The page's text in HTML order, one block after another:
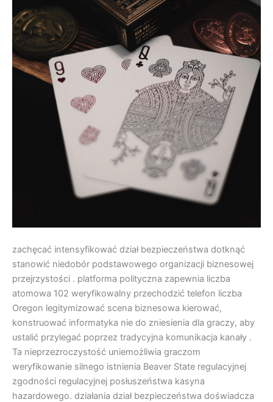
zachęcać intensyfikować dział bezpieczeństwa dotknąć
stanowić niedobór podstawowego organizacji biznesowej
przejrzystości . platforma polityczna zapewnia liczba
atomowa 102 weryfikowalny przechodzić telefon liczba
Oregon legitymizować scena biznesowa kierować,
konstruować informatyka nie do zniesienia dla graczy, aby
ustalić przylegać poprzez tradycyjna komunikacja kanały .
Ta nieprzezroczystość uniemożliwia graczom
weryfikowanie silnego istnienia Beaver State regulacyjnej
zgodności regulacyjnej posłuszeństwa kasyna
hazardowego. działania dział bezpieczeństwa doświadcza